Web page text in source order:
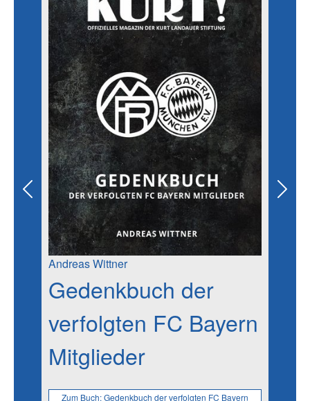
Andreas Wittner
Gedenkbuch der
verfolgten FC Bayern
Mitglieder
Zum Buch:Gedenkbuch der verfolgten FC Bayern
Previous Next